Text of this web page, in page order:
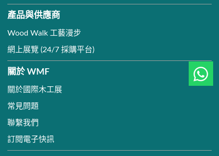
產品與供應商
Wood Walk 工藝漫步
網上展覽 (24/7 採購平台)
關於 WMF
關於國際木工展
常見問題
聯繫我們
訂閱電子快訊